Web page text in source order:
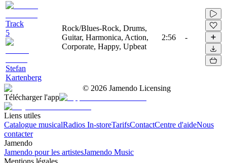
Track
5
Stefan
Kartenberg
Rock/Blues-Rock, Drums,
Guitar, Harmonica, Action,
Corporate, Happy, Upbeat
2:56 -
© 2026 Jamendo Licensing
Télécharger l'app
Liens utiles
Catalogue musicalRadios In-storeTarifsContactCentre d'aideNous
contacter
Jamendo
Jamendo pour les artistesJamendo Music
Mentions légales